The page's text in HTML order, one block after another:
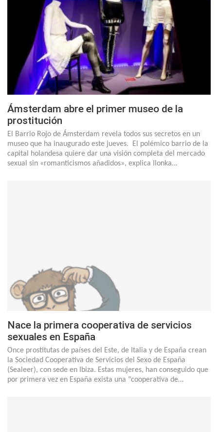
Ámsterdam abre el primer museo de la
prostitución
El Barrio Rojo de Ámsterdam revela todos sus secretos en un
museo que ha inaugurado este jueves. El polémico barrio de la
capital holandesa quiere dar una visión completa del mercado
sexual sin «romanticismos añadidos», explica Ilonka…
Nace la primera cooperativa de servicios
sexuales en España
Once prostitutas de países del Este, de Italia y de España crean
la Sociedad Cooperativa de Servicios del Sexo de España
(Sealeer), con sede en Ibiza. Estas mujeres, han conseguido que
por primera vez en España exista una "cooperativa de…